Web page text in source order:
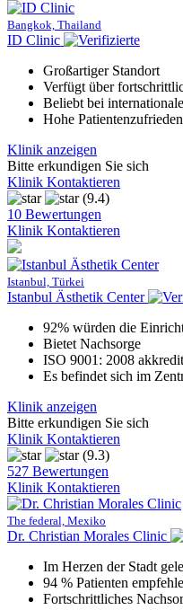
Bangkok, Thailand
ID Clinic
Großartiger Standort
Verfügt über
Beliebt bei
Hohe
Klinik anzeigen
Bitte erkundigen Sie sich
Klinik Kontaktieren
(9.4)
10 Bewertungen
Klinik Kontaktieren
Istanbul, Türkei
Istanbul Ästhetik Center
92% würden die
Bietet Nachsorge
ISO 9001: 2008
Es befindet sich im
Klinik anzeigen
Bitte erkundigen Sie sich
Klinik Kontaktieren
(9.3)
527 Bewertungen
Klinik Kontaktieren
The federal, Mexiko
Dr. Christian Morales Clinic
Im Herzen der Stadt
94 % Patienten
Fortschrittliches